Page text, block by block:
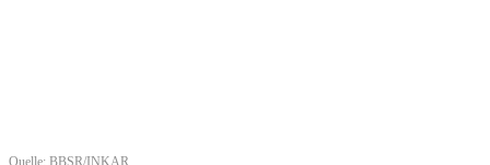
Quelle: BBSR/INKAR